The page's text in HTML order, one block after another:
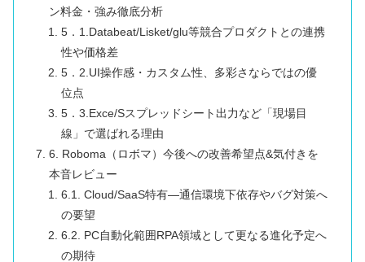
ン料金・強み徹底分析
5．1.Databeat/Lisket/glu等競合プロダクトとの連携
性や価格差
5．2.UI操作感・カスタム性、多彩さならではの優
位点
5．3.Exce/Sスプレッドシート出力など「現場目
線」で選ばれる理由
6. Roboma（ロボマ）今後への改善希望点&気付きを
本音レビュー
6.1. Cloud/SaaS特有―通信環境下依存やバグ対策へ
の要望
6.2. PC自動化範囲RPA領域として更なる進化予定へ
の期待